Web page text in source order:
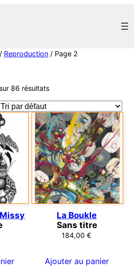
/ Reproduction / Page 2
86 résultats
La Boukle
Sans titre
184,00€
Ajouter au panier